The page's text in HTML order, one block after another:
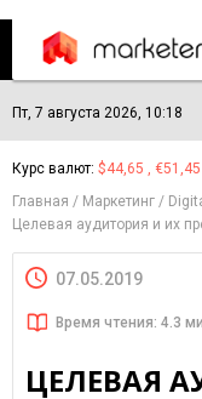
Пт, 7 августа 2026, 10:18
Курс валют: $44,65 , €51,45
Главная
Маркетинг
Целевая аудитория и их
07.05.2019
Время чтения: 4.3
ЦЕЛЕВАЯ